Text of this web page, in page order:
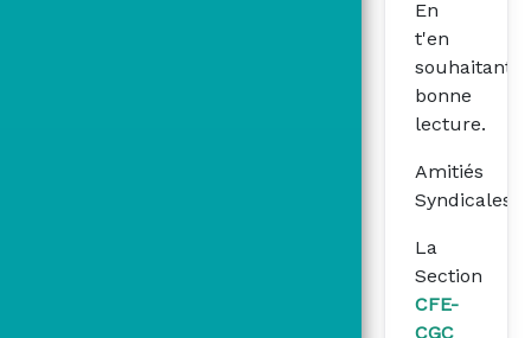
En
t'en
souhaitant
bonne
lecture.
Amitiés
Syndicales
La
Section
CFE-
CGC